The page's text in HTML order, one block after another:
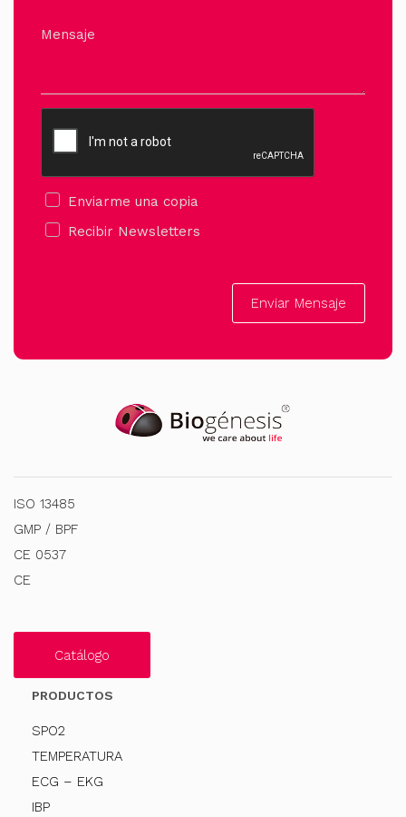
Mensaje
Enviarme una copia
Recibir Newsletters
Enviar Mensaje
ISO 13485
GMP / BPF
CE 0537
CE
Catálogo
PRODUCTOS
SPO2
TEMPERATURA
ECG – EKG
IBP